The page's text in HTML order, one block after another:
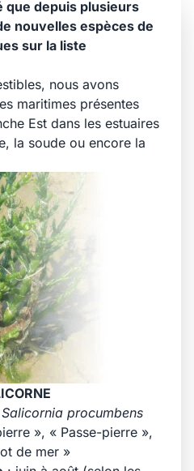
depuis plusieurs
nouvelles espèces de
sur la liste
, nous avons
maritimes présentes
Est dans les estuaires
la soude ou encore la
Salicornia procumbens
», « Passe-pierre »,
de mer »